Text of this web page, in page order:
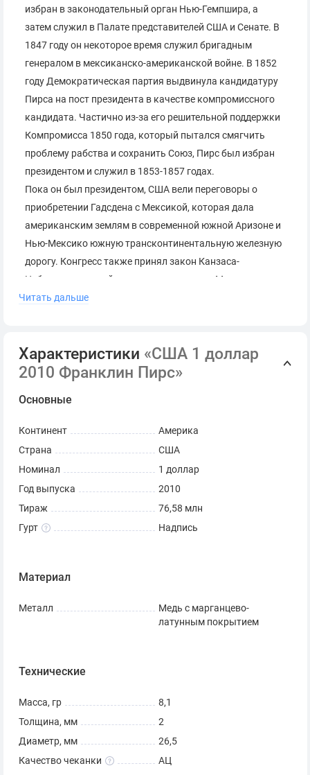
избран в законодательный орган Нью-Гемпшира, а
затем служил в Палате представителей США и Сенате. В
1847 году он некоторое время служил бригадным
генералом в мексиканско-американской войне. В 1852
году Демократическая партия выдвинула кандидатуру
Пирса на пост президента в качестве компромиссного
кандидата. Частично из-за его решительной поддержки
Компромисса 1850 года, который пытался смягчить
проблему рабства и сохранить Союз, Пирс был избран
президентом и служил в 1853-1857 годах.
Пока он был президентом, США вели переговоры о
приобретении Гадсдена с Мексикой, которая дала
американским землям в современной южной Аризоне и
Нью-Мексико южную трансконтинентальную железную
дорогу. Конгресс также принял закон Канзаса-
Небраски, который отменил компромисс Миссури,
таким образом, вновь открывая возможность рабства
заселили территорию, могли определить, разрешать ли
или Запретить рабство.
президента в 1856 году, он ушел из политики в конце
своего срока. Он умер 8 октября 1869 года в Конкорде,
Закон от 21 февраля 1857 года исключил законное
платежное средство стоимости иностранных монет в
США и разрешил вес и состав монет в один цент.
14-й президент 1855-1857
НА БОГА УПОВАЕМ
$ 1
знак монетного двора («P», «D» или «S»). Скульптор:
Чарльз Л. Виккерс; Дизайнер: Сьюзен Гэмбл; Дон
Читать дальше
Характеристики «США 1 доллар
2010 Франклин Пирс»
Основные
Континент
Америка
Страна
США
Номинал
1 доллар
Год выпуска
2010
Тираж
76,58 млн
Гурт
Надпись
Материал
Металл
Медь с марганцево-
латунным покрытием
Технические
Масса, гр
8,1
Толщина, мм
2
Диаметр, мм
26,5
Качество чеканки
АЦ